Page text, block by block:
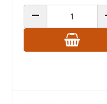
ANZAHL VERRINGERN